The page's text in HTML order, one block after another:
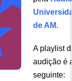
de AM.
A playlist
audição é
seguinte: